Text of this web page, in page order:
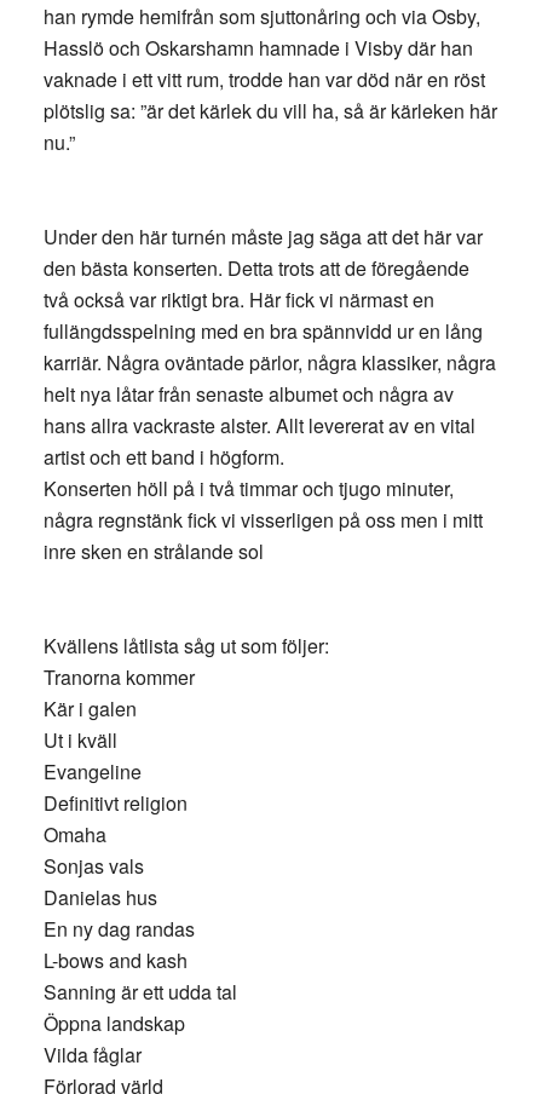
han rymde hemifrån som sjuttonåring och via Osby,
Hasslö och Oskarshamn hamnade i Visby där han
vaknade i ett vitt rum, trodde han var död när en röst
plötslig sa: ”är det kärlek du vill ha, så är kärleken här
nu.”
Under den här turnén måste jag säga att det här var
den bästa konserten. Detta trots att de föregående
två också var riktigt bra. Här fick vi närmast en
fullängdsspelning med en bra spännvidd ur en lång
karriär. Några oväntade pärlor, några klassiker, några
helt nya låtar från senaste albumet och några av
hans allra vackraste alster. Allt levererat av en vital
artist och ett band i högform.
Konserten höll på i två timmar och tjugo minuter,
några regnstänk fick vi visserligen på oss men i mitt
inre sken en strålande sol
Kvällens låtlista såg ut som följer:
Tranorna kommer
Kär i galen
Ut i kväll
Evangeline
Definitivt religion
Omaha
Sonjas vals
Danielas hus
En ny dag randas
L-bows and kash
Sanning är ett udda tal
Öppna landskap
Vilda fåglar
Förlorad värld